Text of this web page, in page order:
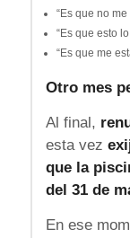
“Es que no
“Es que esto
“Es que me
Otro mes
Al final,
esta vez
que la
del 31 de
En ese